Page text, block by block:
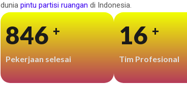
dunia pintu partisi ruangan di Indonesia.
999 +
Pekerjaan selesai
20 +
Tim Profesional